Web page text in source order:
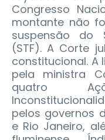
Congresso
montante não
suspensão do
(STF). A Corte
constitucional. A
pela ministra
quatro
pelos governos
e Rio Janeiro,